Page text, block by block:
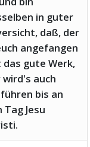
in guter
daß, der
angefangen
das gute Werk,
wird's auch
bis an
Tag Jesu